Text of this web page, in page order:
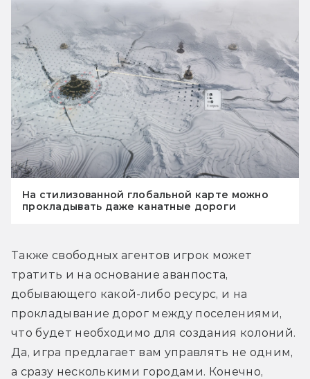
На стилизованной глобальной карте можно
прокладывать даже канатные дороги
Также свободных агентов игрок может
тратить и на основание аванпоста,
добывающего какой-либо ресурс, и на
прокладывание дорог между поселениями,
что будет необходимо для создания колоний.
Да, игра предлагает вам управлять не одним,
а сразу несколькими городами. Конечно,